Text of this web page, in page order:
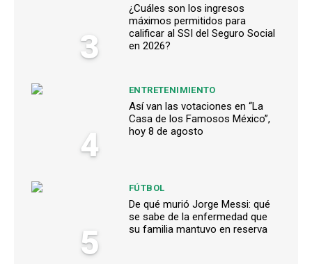
3
¿Cuáles son los ingresos
máximos permitidos para
calificar al SSI del Seguro Social
en 2026?
4
ENTRETENIMIENTO
Así van las votaciones en “La
Casa de los Famosos México”,
hoy 8 de agosto
5
FÚTBOL
De qué murió Jorge Messi: qué
se sabe de la enfermedad que
su familia mantuvo en reserva